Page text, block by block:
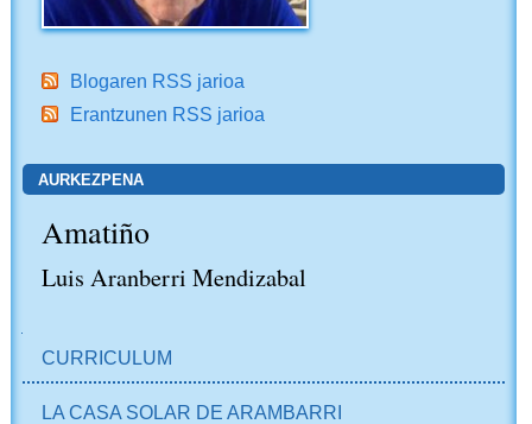
Blogaren RSS jarioa
Erantzunen RSS jarioa
AURKEZPENA
Amatiño
Luis Aranberri Mendizabal
CURRICULUM
LA CASA SOLAR DE ARAMBARRI